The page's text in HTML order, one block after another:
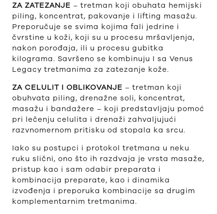
ZA ZATEZANJE – tretman koji obuhata hemijski
piling, koncentrat, pakovanje i lifting masažu.
Preporučuje se svima kojima fali jedrine i
čvrstine u koži, koji su u procesu mršavljenja,
nakon porođaja, ili u procesu gubitka
kilograma. Savršeno se kombinuju I sa Venus
Legacy tretmanima za zatezanje kože.
ZA CELULIT I OBLIKOVANJE – tretman koji
obuhvata piling, drenažne soli, koncentrat,
masažu i bandažere – koji predstavljaju pomoć
pri lečenju celulita i drenaži zahvaljujući
razvnomernom pritisku od stopala ka srcu.
Iako su postupci i protokol tretmana u neku
ruku slični, ono što ih razdvaja je vrsta masaže,
pristup kao i sam odabir preparata i
kombinacija preparate, kao i dinamika
izvođenja i preporuka kombinacije sa drugim
komplementarnim tretmanima.